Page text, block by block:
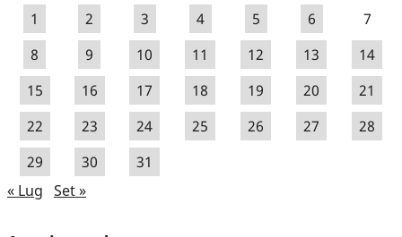
1
2 3 4 5 6
7
8
9 10 11 12 13
14
15
16 17 18 19 20
21
22
23 24 25 26 27
28
29
30
31
« Lug Set »